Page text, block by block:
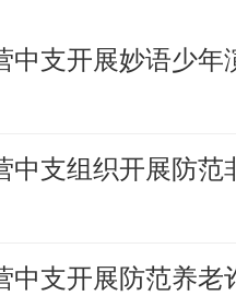
中支开展妙语少年
中支组织开展防范
中支开展防范养老